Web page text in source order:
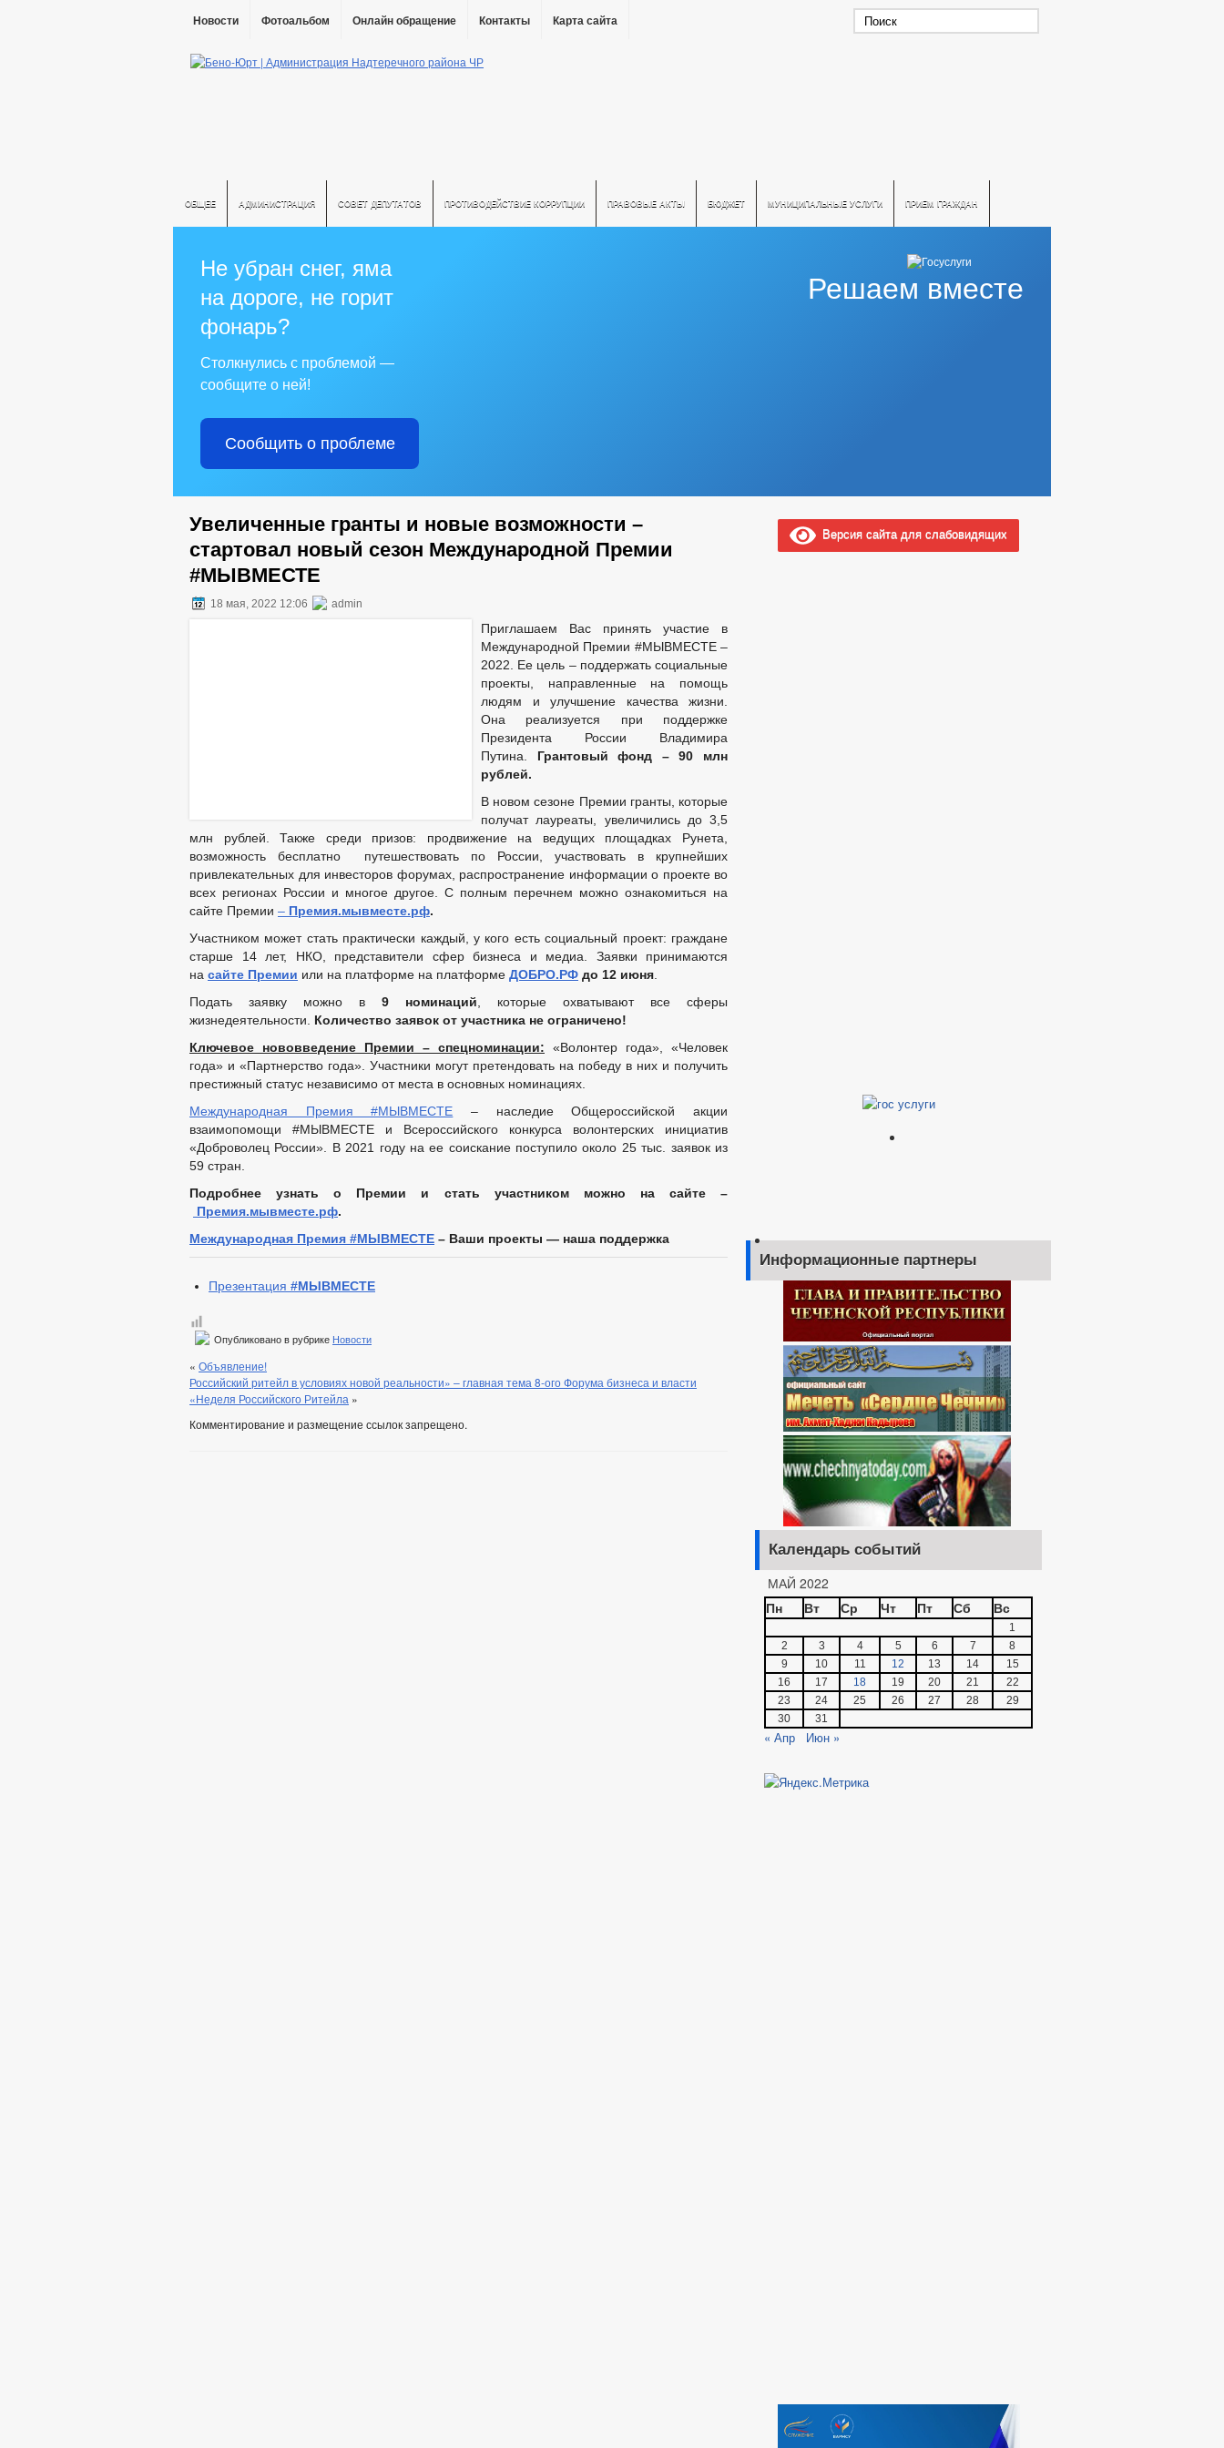
Новости Фотоальбом Онлайн обращение Контакты Карта сайта
ОБЩЕЕ АДМИНИСТРАЦИЯ СОВЕТ ДЕПУТАТОВ ПРОТИВОДЕЙСТВИЕ КОРРУПЦИИ ПРАВОВЫЕ АКТЫ БЮДЖЕТ МУНИЦИПАЛЬНЫЕ УСЛУГИ ПРИЕМ ГРАЖДАН
Решаем вместе
Не убран снег, яма
на дороге, не горит
фонарь?
Столкнулись с проблемой —
сообщите о ней!
Сообщить о проблеме
Увеличенные гранты и новые возможности –
стартовал новый сезон Международной Премии
#МЫВМЕСТЕ
18 мая, 2022 12:06 admin
Приглашаем Вас принять участие в
Международной Премии #МЫВМЕСТЕ –
2022. Ее цель – поддержать социальные
проекты, направленные на помощь
людям и улучшение качества жизни.
Она реализуется при поддержке
Президента России Владимира
Путина. Грантовый фонд – 90 млн
рублей.
В новом сезоне Премии гранты, которые
получат лауреаты, увеличились до 3,5
млн рублей. Также среди призов: продвижение на ведущих площадках Рунета,
возможность бесплатно путешествовать по России, участвовать в крупнейших
привлекательных для инвесторов форумах, распространение информации о проекте во
всех регионах России и многое другое. С полным перечнем можно ознакомиться на
сайте Премии – Премия.мывместе.рф.
Участником может стать практически каждый, у кого есть социальный проект: граждане
старше 14 лет, НКО, представители сфер бизнеса и медиа. Заявки принимаются
на сайте Премии или на платформе на платформе ДОБРО.РФ до 12 июня
Подать заявку можно в 9 номинаций , которые охватывают все сферы
жизнедеятельности. Количество заявок от участника не ограничено!
Ключевое нововведение Премии – спецноминации: «Волонтер года», «Человек
года» и «Партнерство года». Участники могут претендовать на победу в них и получить
престижный статус независимо от места в основных номинациях.
Международная Премия #МЫВМЕСТЕ – наследие Общероссийской акции
взаимопомощи #МЫВМЕСТЕ и Всероссийского конкурса волонтерских инициатив
«Доброволец России». В 2021 году на ее соискание поступило около 25 тыс. заявок из
59 стран.
Подробнее узнать о Премии и стать участником можно на сайте –
Премия.мывместе.рф.
Международная Премия #МЫВМЕСТЕ – Ваши проекты — наша поддержка
Презентация #МЫВМЕСТЕ
Опубликовано в рубрике Новости
« Объявление!
Российский ритейл в условиях новой реальности» – главная тема 8-ого Форума бизнеса и власти
«Неделя Российского Ритейла »
Комментирование и размещение ссылок запрещено.
Версия сайта для слабовидящих
Информационные партнеры
Календарь событий
МАЙ 2022
Пн
Вт Ср Чт Пт Сб Вс
1
2
3 4 5 6 7
8
9
10 11 12 13 14
15
16
17 18 19 20 21
22
23
24 25 26 27 28
29
30
31
« Апр Июн »